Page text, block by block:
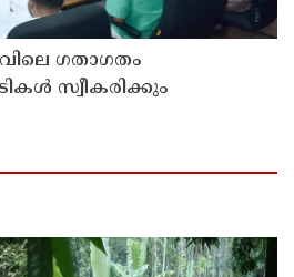
ഗതാഗതം
സ്വീകരിക്കും